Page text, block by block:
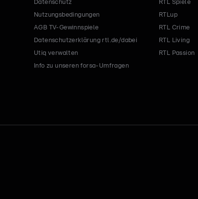
Datenschutz
Nutzungsbedingungen
AGB TV-Gewinnspiele
Datenschutzerklärung rtl.de/dabei
Utiq verwalten
Info zu unseren forsa-Umfragen
RTL Spiele
RTLup
RTL Crime
RTL Living
RTL Passion